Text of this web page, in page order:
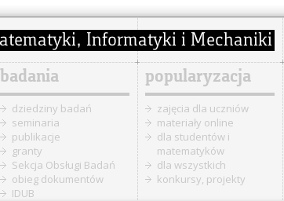
badania
dziedziny badań
seminaria
publikacje
granty
Sekcja Obsługi Badań
obieg dokumentów
IDUB
popularyzacja
zajęcia dla uczniów
materiały online
dla studentów i
matematyków
dla wszystkich
konkursy, projekty